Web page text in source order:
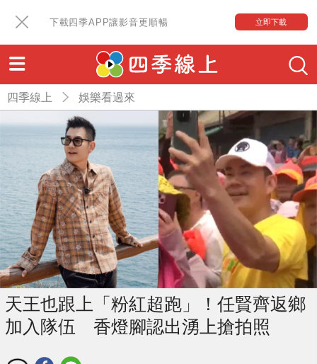
下載四季APP讓影音更順暢 立即下載
四季線上 娛樂看過來
天王也跟上「粉紅超跑」！任賢齊返鄉
加入隊伍 香燈腳認出湧上搶拍照